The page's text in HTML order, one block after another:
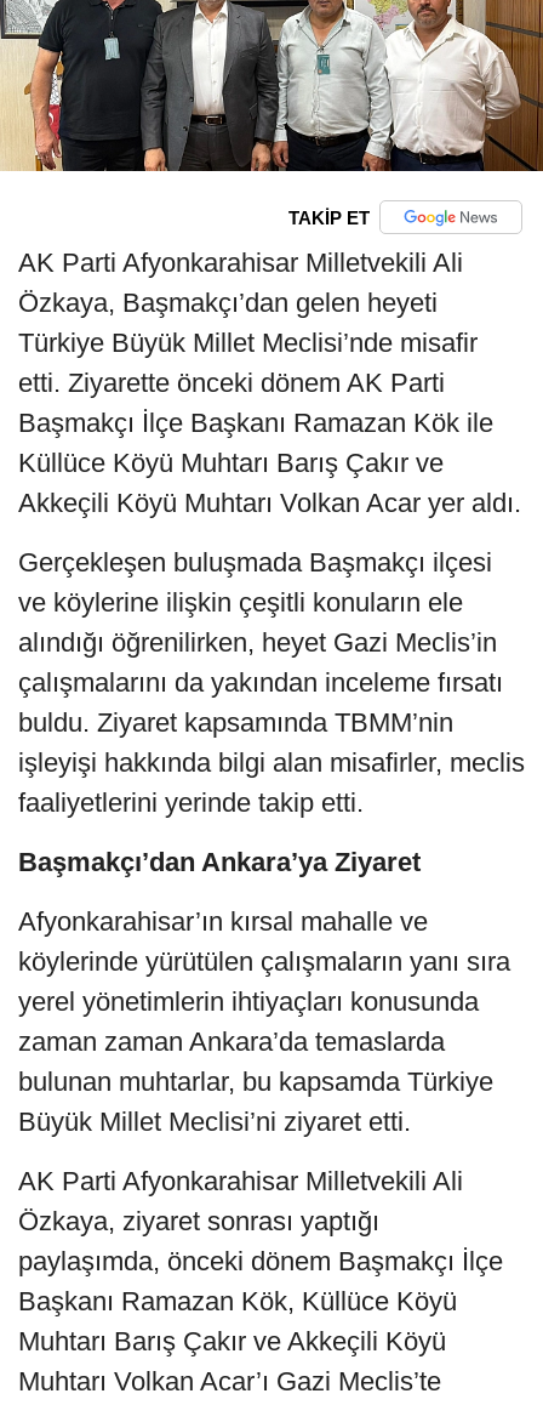
TAKİP ET
AK Parti Afyonkarahisar Milletvekili Ali
Özkaya, Başmakçı’dan gelen heyeti
Türkiye Büyük Millet Meclisi’nde misafir
etti. Ziyarette önceki dönem AK Parti
Başmakçı İlçe Başkanı Ramazan Kök ile
Küllüce Köyü Muhtarı Barış Çakır ve
Akkeçili Köyü Muhtarı Volkan Acar yer aldı.
Gerçekleşen buluşmada Başmakçı ilçesi
ve köylerine ilişkin çeşitli konuların ele
alındığı öğrenilirken, heyet Gazi Meclis’in
çalışmalarını da yakından inceleme fırsatı
buldu. Ziyaret kapsamında TBMM’nin
işleyişi hakkında bilgi alan misafirler, meclis
faaliyetlerini yerinde takip etti.
Başmakçı’dan Ankara’ya Ziyaret
Afyonkarahisar’ın kırsal mahalle ve
köylerinde yürütülen çalışmaların yanı sıra
yerel yönetimlerin ihtiyaçları konusunda
zaman zaman Ankara’da temaslarda
bulunan muhtarlar, bu kapsamda Türkiye
Büyük Millet Meclisi’ni ziyaret etti.
AK Parti Afyonkarahisar Milletvekili Ali
Özkaya, ziyaret sonrası yaptığı
paylaşımda, önceki dönem Başmakçı İlçe
Başkanı Ramazan Kök, Küllüce Köyü
Muhtarı Barış Çakır ve Akkeçili Köyü
Muhtarı Volkan Acar’ı Gazi Meclis’te